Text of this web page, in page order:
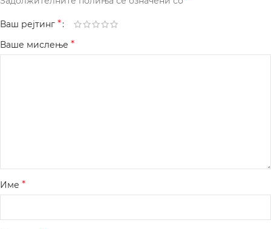
Ваш рејтинг *
Ваше мислење *
Име *